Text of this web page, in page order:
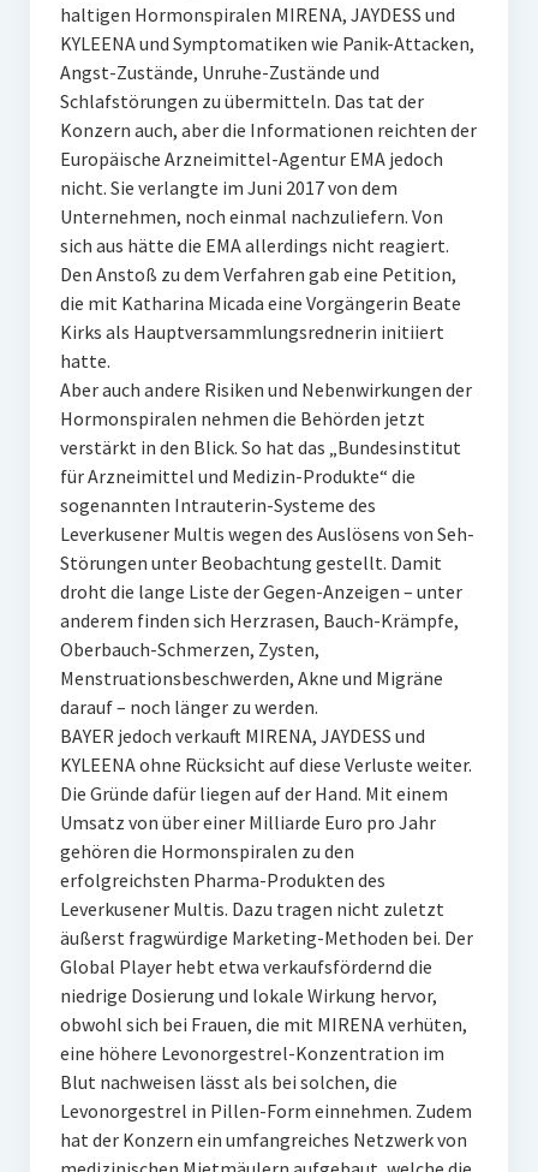
haltigen Hormonspiralen MIRENA, JAYDESS und
KYLEENA und Symptomatiken wie Panik-Attacken,
Angst-Zustände, Unruhe-Zustände und
Schlafstörungen zu übermitteln. Das tat der
Konzern auch, aber die Informationen reichten der
Europäische Arzneimittel-Agentur EMA jedoch
nicht. Sie verlangte im Juni 2017 von dem
Unternehmen, noch einmal nachzuliefern. Von
sich aus hätte die EMA allerdings nicht reagiert.
Den Anstoß zu dem Verfahren gab eine Petition,
die mit Katharina Micada eine Vorgängerin Beate
Kirks als Hauptversammlungsrednerin initiiert
hatte.
Aber auch andere Risiken und Nebenwirkungen der
Hormonspiralen nehmen die Behörden jetzt
verstärkt in den Blick. So hat das „Bundesinstitut
für Arzneimittel und Medizin-Produkte“ die
sogenannten Intrauterin-Systeme des
Leverkusener Multis wegen des Auslösens von Seh-
Störungen unter Beobachtung gestellt. Damit
droht die lange Liste der Gegen-Anzeigen – unter
anderem finden sich Herzrasen, Bauch-Krämpfe,
Oberbauch-Schmerzen, Zysten,
Menstruationsbeschwerden, Akne und Migräne
darauf – noch länger zu werden.
BAYER jedoch verkauft MIRENA, JAYDESS und
KYLEENA ohne Rücksicht auf diese Verluste weiter.
Die Gründe dafür liegen auf der Hand. Mit einem
Umsatz von über einer Milliarde Euro pro Jahr
gehören die Hormonspiralen zu den
erfolgreichsten Pharma-Produkten des
Leverkusener Multis. Dazu tragen nicht zuletzt
äußerst fragwürdige Marketing-Methoden bei. Der
Global Player hebt etwa verkaufsfördernd die
niedrige Dosierung und lokale Wirkung hervor,
obwohl sich bei Frauen, die mit MIRENA verhüten,
eine höhere Levonorgestrel-Konzentration im
Blut nachweisen lässt als bei solchen, die
Levonorgestrel in Pillen-Form einnehmen. Zudem
hat der Konzern ein umfangreiches Netzwerk von